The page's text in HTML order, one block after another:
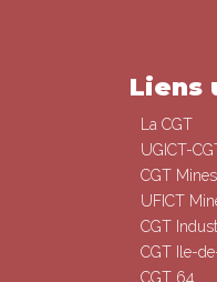
Liens
La CGT
UGICT-
CGT
UFICT
CGT
CGT Ile-
CGT 64